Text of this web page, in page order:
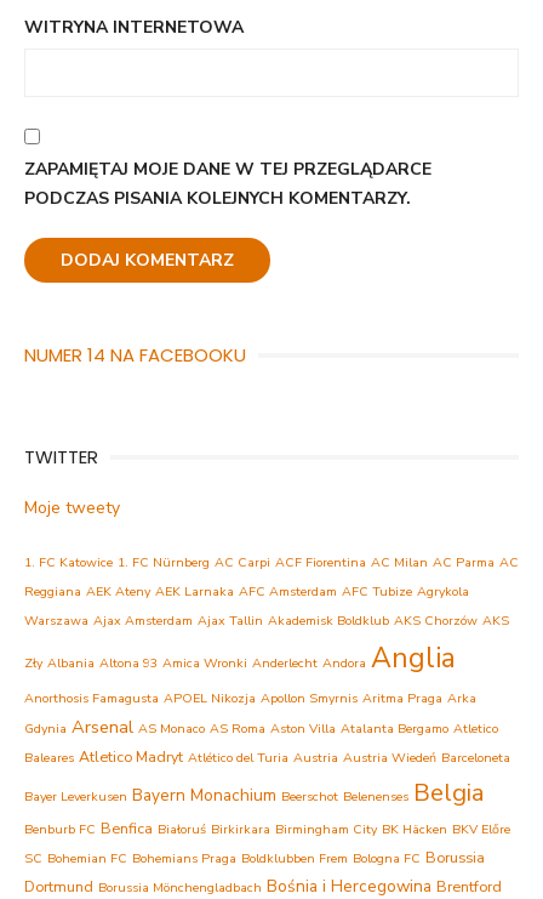
WITRYNA INTERNETOWA
ZAPAMIĘTAJ MOJE DANE W TEJ PRZEGLĄDARCE
PODCZAS PISANIA KOLEJNYCH KOMENTARZY.
NUMER 14 NA FACEBOOKU
TWITTER
Moje tweety
1. FC Katowice 1. FC Nürnberg AC Carpi ACF Fiorentina AC Milan AC Parma AC
Reggiana AEK Ateny AEK Larnaka AFC Amsterdam AFC Tubize Agrykola
Warszawa Ajax Amsterdam Ajax Tallin Akademisk Boldklub AKS Chorzów AKS
Zły Albania Altona 93 Amica Wronki Anderlecht Andora Anglia
Anorthosis Famagusta APOEL Nikozja Apollon Smyrnis Aritma Praga Arka
Gdynia Arsenal AS Monaco AS Roma Aston Villa Atalanta Bergamo Atletico
Baleares Atletico Madryt Atlético del Turia Austria Austria Wiedeń Barceloneta
Bayer Leverkusen Bayern Monachium Beerschot Belenenses Belgia
Benburb FC Benfica Białoruś Birkirkara Birmingham City BK Häcken BKV Előre
SC Bohemian FC Bohemians Praga Boldklubben Frem Bologna FC Borussia
Dortmund Borussia Mönchengladbach Bośnia i Hercegowina Brentford